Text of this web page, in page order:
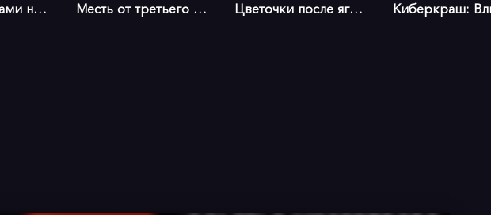
Набранный Вами номер Месть от третьего лица Цветочки после ягодок (тайская верс...